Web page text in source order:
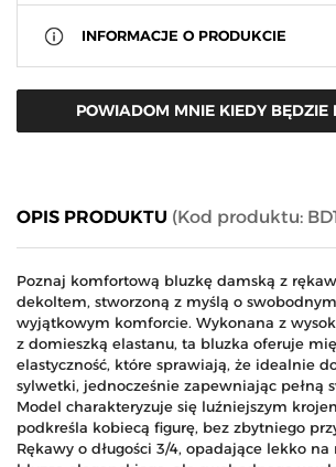
INFORMACJE O PRODUKCIE
POWIADOM MNIE KIEDY BĘDZIE
OPIS PRODUKTU (Kod produktu:
Poznaj komfortową bluzkę damską z
dekoltem, stworzoną z myślą o
wyjątkowym komforcie. Wykonana z
z domieszką elastanu, ta bluzka oferuje
elastyczność, które sprawiają, że idealnie
sylwetki, jednocześnie zapewniając pełną
Model charakteryzuje się luźniejszym
podkreśla kobiecą figurę, bez zbytniego
Rękawy o długości 3/4, opadające lekko